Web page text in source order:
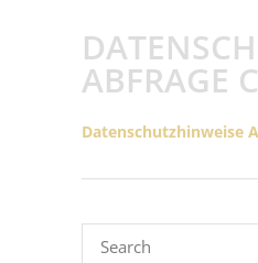
ABFRAGE
Datenschutzhinweise